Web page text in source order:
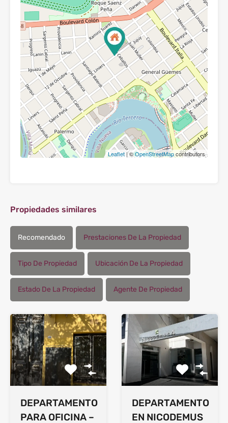
Leaflet| ©OpenStreetMapcontributors
Propiedades similares
Recomendado Prestaciones De La Propiedad
Tipo De Propiedad Ubicación De La Propiedad
Estado De La Propiedad Agente De Propiedad
DEPARTAMENTO
PARA OFICINA –
DEPARTAMENTO
EN NICODEMUS